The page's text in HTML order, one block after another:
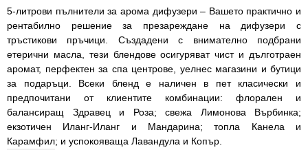
5-литрови пълнители за арома дифузери – Вашето практично и
рентабилно решение за презареждане на дифузери с
тръстикови пръчици. Създадени с внимателно подбрани
етерични масла, тези блендове осигуряват чист и дълготраен
аромат, перфектен за спа центрове, уелнес магазини и бутици
за подаръци. Всеки бленд е наличен в пет класически и
предпочитани от клиентите комбинации: флорален и
балансиращ Здравец и Роза; свежа Лимонова Върбинка;
екзотичен Иланг-Иланг и Мандарина; топла Канела и
Карамфил; и успокояваща Лавандула и Копър.